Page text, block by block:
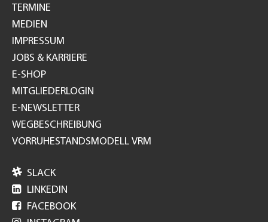
TERMINE
MEDIEN
IMPRESSUM
JOBS & KARRIERE
E-SHOP
MITGLIEDERLOGIN
E-NEWSLETTER
WEGBESCHREIBUNG
VORRUHESTANDSMODELL VRM
 SLACK
 LINKEDIN
 FACEBOOK